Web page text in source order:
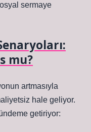
sermaye
mu?
artmasıyla
hale geliyor.
getiriyor: